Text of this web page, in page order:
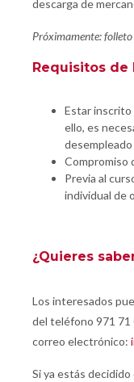
descarga de
Próximamente: folleto
Requisitos de
Estar inscrito
ello, es
Compromiso
Previa al
individual de
¿Quieres
Los interesados
del teléfono 971 71
correo electrónico:
Si ya estás